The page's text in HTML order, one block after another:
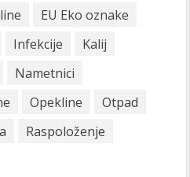
EU Eko oznake
Infekcije
Kalij
Nametnici
Opekline
Otpad
Raspoloženje